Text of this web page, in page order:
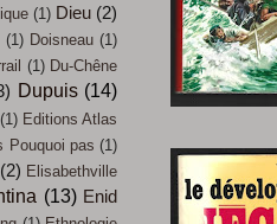
(1) Dieu (2)
(1) Doisneau (1)
(1) Du-Chêne
Dupuis (14)
(1) Editions Atlas
Pouquoi pas (1)
(2) Elisabethville
(13) Enid